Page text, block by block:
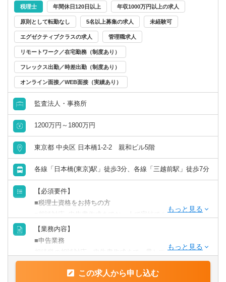
TKC/freee/弥生
【顧客層】
インテリア家具会社、仏・伊ラグジュアリーブランド日本
法人、香港情報機器販売日本法人、中堅内装工事会社、出
版社等
税理士 年間休日120日以上 年収1000万円以上の求人
原則として転勤なし 5名以上募集の求人 未経験可
エグゼクティブクラスの求人 管理職求人
リモートワーク／在宅勤務（制度あり）
フレックス出勤／時差出勤（制度あり）
オンライン面接／WEB面接（実績あり）
監査法人・事務所
1200万円～1800万円
東京都 中央区 日本橋1-2-2 親和ビル5階
各線「日本橋(東京)駅」徒歩3分、各線「三越前駅」徒歩7分
【必須要件】
■税理士資格をお持ちの方
■相談対応~申告書作成までお一人で完結できる方
【歓迎要件】
【求める人物像】
【業務内容】
■申告業務
相続税の相談対応～申告書作成まで一貫して対応いただき
ただし、現状すぐに相続案件があるわけではないため、
この求人から申し込む
奈良県 和歌山県
中国・四国
鳥取県
岡山県
山口県
香川県 愛媛県
九州・沖縄
福岡県 佐賀県
長崎県
宮崎県